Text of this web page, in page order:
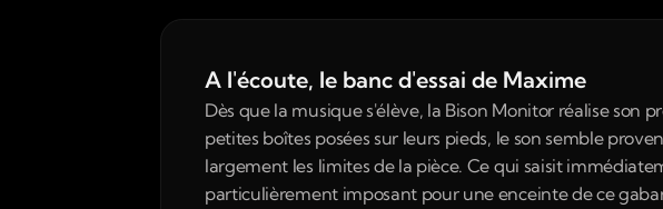
A l'écoute, le banc d'essai de Maxime
Dès que la musique s'élève, la Bison Monitor réalise son
petites boîtes posées sur leurs pieds, le son semble
largement les limites de la pièce. Ce qui saisit
particulièrement imposant pour une enceinte de ce